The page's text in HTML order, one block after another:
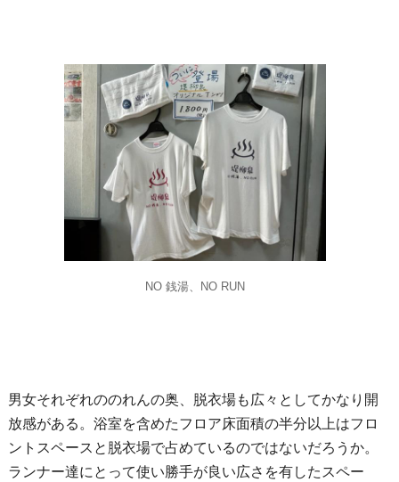
NO 銭湯、NO RUN
男女それぞれののれんの奥、脱衣場も広々としてかなり開
放感がある。浴室を含めたフロア床面積の半分以上はフロ
ントスペースと脱衣場で占めているのではないだろうか。
ランナー達にとって使い勝手が良い広さを有したスペー